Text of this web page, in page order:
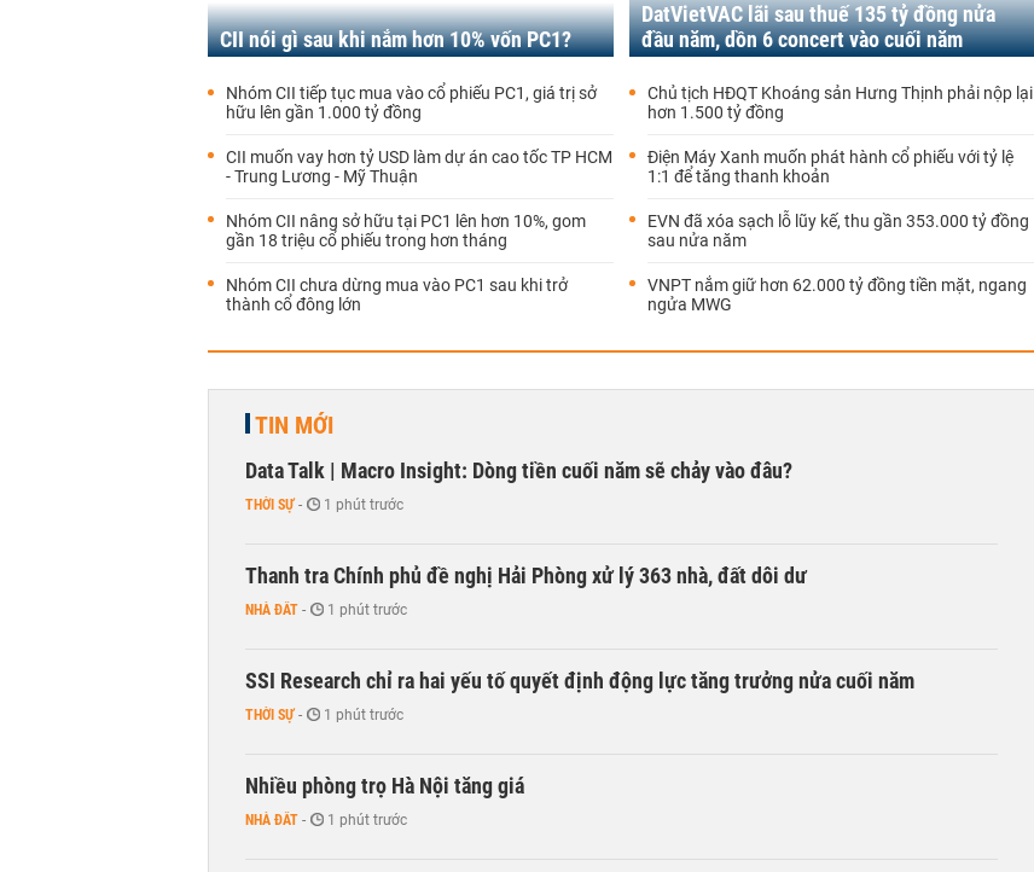
CII nói gì sau khi nắm hơn 10% vốn PC1?
Nhóm CII tiếp tục mua vào cổ phiếu PC1, giá trị sở
hữu lên gần 1.000 tỷ đồng
CII muốn vay hơn tỷ USD làm dự án cao tốc TP HCM
- Trung Lương - Mỹ Thuận
Nhóm CII nâng sở hữu tại PC1 lên hơn 10%, gom
gần 18 triệu cổ phiếu trong hơn tháng
Nhóm CII chưa dừng mua vào PC1 sau khi trở
thành cổ đông lớn
DatVietVAC lãi sau thuế 135 tỷ đồng nửa
đầu năm, dồn 6 concert vào cuối năm
Chủ tịch HĐQT Khoáng sản Hưng Thịnh phải nộp lại
hơn 1.500 tỷ đồng
Điện Máy Xanh muốn phát hành cổ phiếu với tỷ lệ
1:1 để tăng thanh khoản
EVN đã xóa sạch lỗ lũy kế, thu gần 353.000 tỷ đồng
sau nửa năm
VNPT nắm giữ hơn 62.000 tỷ đồng tiền mặt, ngang
ngửa MWG
TIN MỚI
Data Talk | Macro Insight: Dòng tiền cuối năm sẽ chảy vào đâu?
THỜI SỰ - 1 phút trước
Thanh tra Chính phủ đề nghị Hải Phòng xử lý 363 nhà, đất dôi dư
NHÀ ĐẤT - 1 phút trước
SSI Research chỉ ra hai yếu tố quyết định động lực tăng trưởng nửa cuối năm
THỜI SỰ - 1 phút trước
Nhiều phòng trọ Hà Nội tăng giá
NHÀ ĐẤT - 1 phút trước